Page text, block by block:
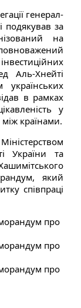
генерал-
за
на
Аль-Хнейті
в рамках
у
між країнами.
України та
який
співпраці